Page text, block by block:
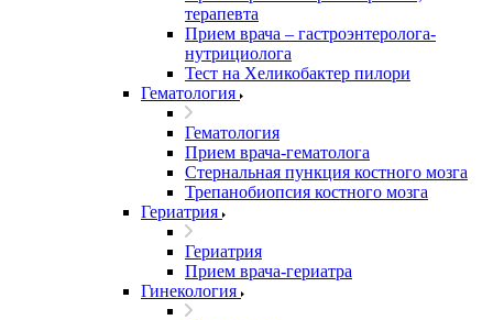
терапевта
Прием врача – гастроэнтеролога-
нутрициолога
Тест на Хеликобактер пилори
Гематология
Гематология
Прием врача-гематолога
Стернальная пункция костного мозга
Трепанобиопсия костного мозга
Гериатрия
Гериатрия
Прием врача-гериатра
Гинекология